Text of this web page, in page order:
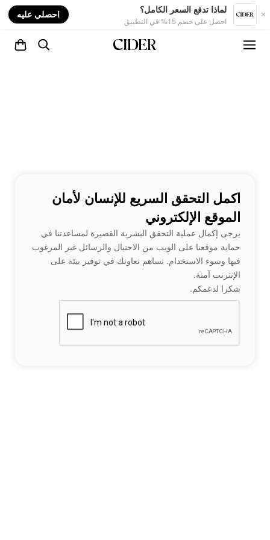
لماذا تدفع السعر الكامل؟
احصل على خصم 15% في التطبيق
احصلي عليه
اكمل التحقق السريع للإنسان لأمان
الموقع الإلكتروني
يرجى إكمال عملية التحقق البشرية القصيرة لمساعدتنا في
حماية موقعنا على الويب من الاحتيال والرسائل غير المرغوب
فيها وسوء الاستخدام. تساهم تعاونك في توفير بيئة على
الإنترنت آمنة.
شكرا لدعمكم.